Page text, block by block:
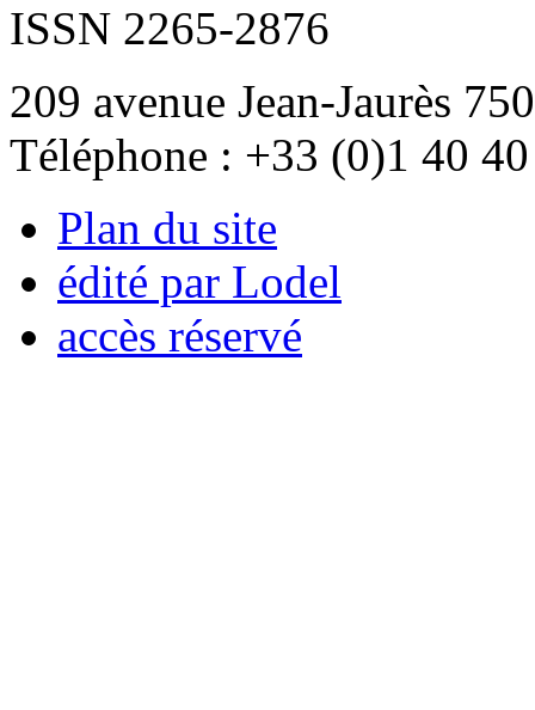
ISSN 2265-2876
209 avenue Jean-Jaurès
Téléphone : +33 (0)1 40
Plan du site
édité par Lodel
accès réservé